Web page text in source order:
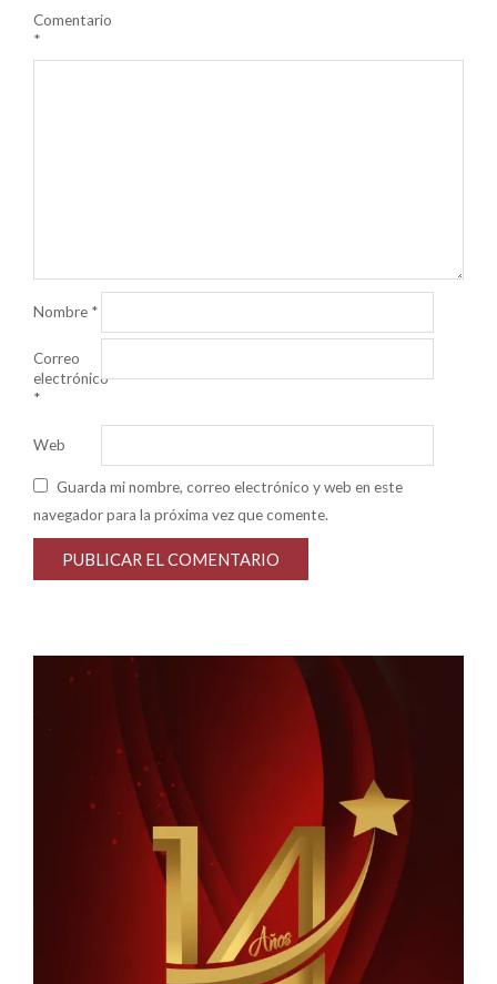
Comentario
*
Nombre *
Correo
electrónico
*
Web
Guarda mi nombre, correo electrónico y web en este
navegador para la próxima vez que comente.